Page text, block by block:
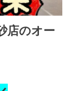
店のオー